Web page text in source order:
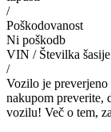
/
Poškodovanost
Ni poškodb
VIN / Številka šasije
/
Vozilo je
nakupom preverite,
vozilu! Več o tem,